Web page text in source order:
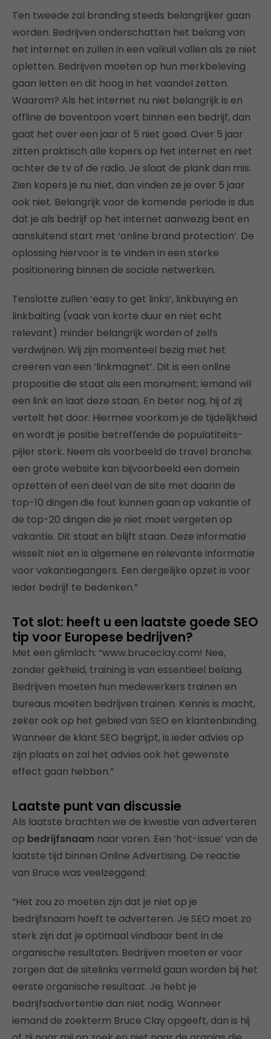
Ten tweede zal branding steeds belangrijker gaan
worden. Bedrijven onderschatten het belang van
het internet en zullen in een valkuil vallen als ze niet
opletten. Bedrijven moeten op hun merkbeleving
gaan letten en dit hoog in het vaandel zetten.
Waarom? Als het internet nu niet belangrijk is en
offline de boventoon voert binnen een bedrijf, dan
gaat het over een jaar of 5 niet goed. Over 5 jaar
zitten praktisch alle kopers op het internet en niet
achter de tv of de radio. Je slaat de plank dan mis.
Zien kopers je nu niet, dan vinden ze je over 5 jaar
ook niet. Belangrijk voor de komende periode is dus
dat je als bedrijf op het internet aanwezig bent en
aansluitend start met ‘online brand protection’. De
oplossing hiervoor is te vinden in een sterke
positionering binnen de sociale netwerken.
Tenslotte zullen ‘easy to get links’, linkbuying en
linkbaiting (vaak van korte duur en niet echt
relevant) minder belangrijk worden of zelfs
verdwijnen. Wij zijn momenteel bezig met het
creëren van een ‘linkmagnet’. Dit is een online
propositie die staat als een monument; iemand wil
een link en laat deze staan. En beter nog, hij of zij
vertelt het door. Hiermee voorkom je de tijdelijkheid
en wordt je positie betreffende de populatiteits-
pijler sterk. Neem als voorbeeld de travel branche:
een grote website kan bijvoorbeeld een domein
opzetten of een deel van de site met daarin de
top-10 dingen die fout kunnen gaan op vakantie of
de top-20 dingen die je niet moet vergeten op
vakantie. Dit staat en blijft staan. Deze informatie
wisselt niet en is algemene en relevante informatie
voor vakantiegangers. Een dergelijke opzet is voor
ieder bedrijf te bedenken.”
Tot slot: heeft u een laatste goede SEO
tip voor Europese bedrijven?
Met een glimlach: “www.bruceclay.com! Nee,
zonder gekheid, training is van essentieel belang.
Bedrijven moeten hun medewerkers trainen en
bureaus moeten bedrijven trainen. Kennis is macht,
zeker ook op het gebied van SEO en klantenbinding.
Wanneer de klant SEO begrijpt, is ieder advies op
zijn plaats en zal het advies ook het gewenste
effect gaan hebben.”
Laatste punt van discussie
Als laatste brachten we de kwestie van adverteren
op bedrijfsnaam naar voren. Een ‘hot-issue’ van de
laatste tijd binnen Online Advertising. De reactie
van Bruce was veelzeggend:
“Het zou zo moeten zijn dat je niet op je
bedrijfsnaam hoeft te adverteren. Je SEO moet zo
sterk zijn dat je optimaal vindbaar bent in de
organische resultaten. Bedrijven moeten er voor
zorgen dat de sitelinks vermeld gaan worden bij het
eerste organische resultaat. Je hebt je
bedrijfsadvertentie dan niet nodig. Wanneer
iemand de zoekterm Bruce Clay opgeeft, dan is hij